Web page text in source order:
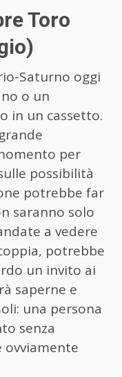
Toro
Saturno oggi
o un
in un cassetto.
per
possibilità
potrebbe far
saranno solo
a vedere
potrebbe
un invito ai
saperne e
una persona
senza
ovviamente